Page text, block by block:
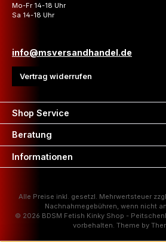
Mo-Fr 14-18 Uhr
Sa 14-18 Uhr
info@msversandhandel.de
Vertrag widerrufen
Shop Service
Beratung
Informationen
Alle Preise inkl. gesetzl. Mehrwertsteuer
Nachnahmegebühren, wenn nicht
© 2026 BDSM Fetish Kinky Shop -
vorbehalten. Theme by